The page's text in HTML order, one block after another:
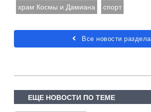
храм Космы и Дамиана спорт
Все новости раздела
ЕЩЕ НОВОСТИ ПО ТЕМЕ